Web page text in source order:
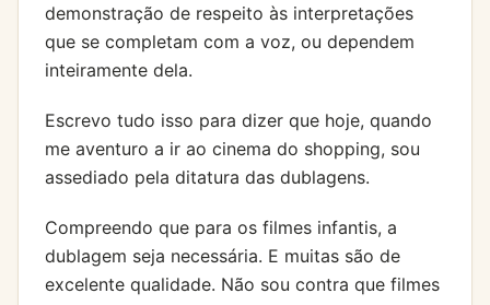
demonstração de respeito às interpretações
que se completam com a voz, ou dependem
inteiramente dela.
Escrevo tudo isso para dizer que hoje, quando
me aventuro a ir ao cinema do shopping, sou
assediado pela ditatura das dublagens.
Compreendo que para os filmes infantis, a
dublagem seja necessária. E muitas são de
excelente qualidade. Não sou contra que filmes